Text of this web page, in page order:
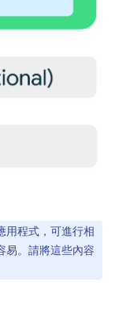
用程式，可進行相
易。請將這些內容